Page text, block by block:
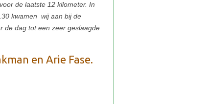
de laatste 12 kilometer. In
kwamen wij aan bij de
de dag tot een zeer geslaagde